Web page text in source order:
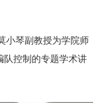
小琴副教授为学院师
队控制的专题学术讲